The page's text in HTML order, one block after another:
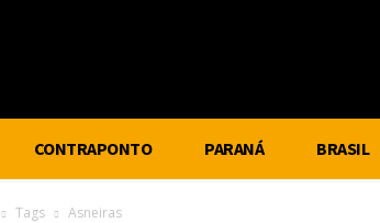
CONTRAPONTO PARANÁ BRASIL
Tags Asneiras